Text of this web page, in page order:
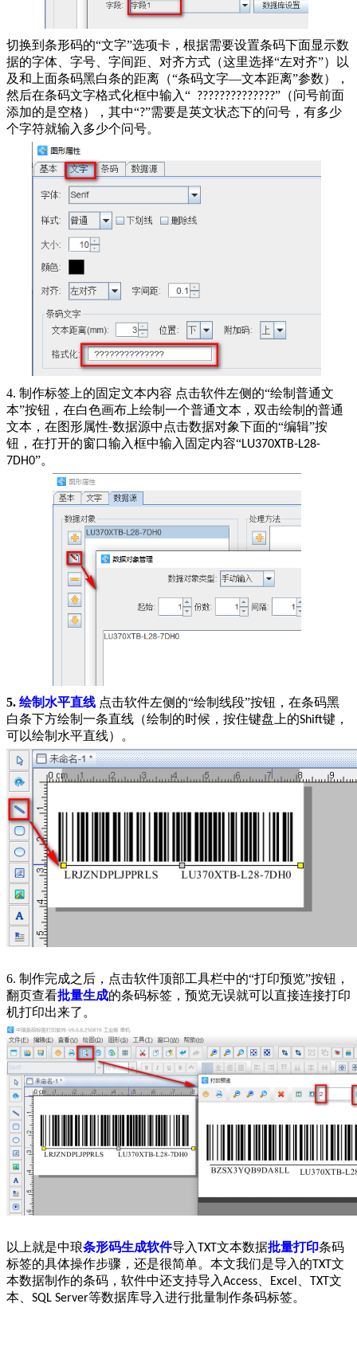
切换到条形码的“文字”选项卡，根据需要设置条码下面显示数
据的字体、字号、字间距、对齐方式（这里选择“左对齐”）以
及和上面条码黑白条的距离（“条码文字—文本距离”参数），
然后在条码文字格式化框中输入“ ??????????????”（问号前面
添加的是空格），其中“?”需要是英文状态下的问号，有多少
个字符就输入多少个问号。
4. 制作标签上的固定文本内容 点击软件左侧的“绘制普通文
本”按钮，在白色画布上绘制一个普通文本，双击绘制的普通
文本，在图形属性-数据源中点击数据对象下面的“编辑”按
钮，在打开的窗口输入框中输入固定内容“LU370XTB-L28-
7DH0”。
5. 绘制水平直线 点击软件左侧的“绘制线段”按钮，在条码黑
白条下方绘制一条直线（绘制的时候，按住键盘上的Shift键，
可以绘制水平直线）。
6. 制作完成之后，点击软件顶部工具栏中的“打印预览”按钮，
翻页查看批量生成的条码标签，预览无误就可以直接连接打印
机打印出来了。
以上就是中琅条形码生成软件导入 TXT文本数据批量打印条码
标签的具体操作步骤，还是很简单。本文我们是导入的TXT文
本数据制作的条码，软件中还支持导入Access Excel TXT文
本、 SQL Server等数据库导入进行批量制作条码标签。